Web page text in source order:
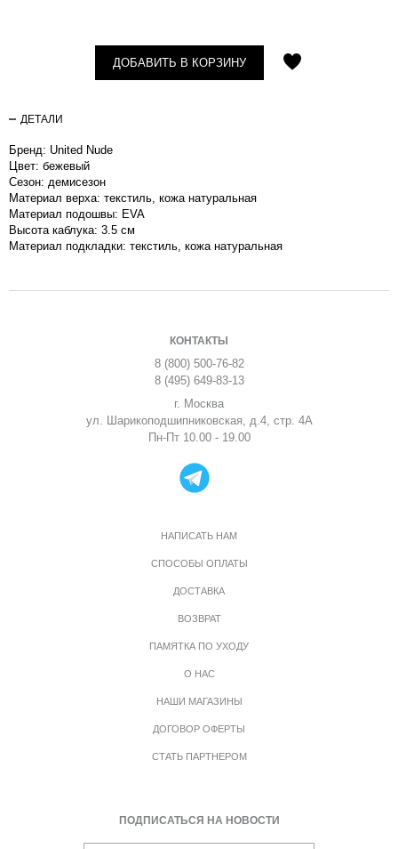
ДОБАВИТЬ В КОРЗИНУ
ДЕТАЛИ
Бренд: United Nude
Цвет: бежевый
Сезон: демисезон
Материал верха: текстиль, кожа натуральная
Материал подошвы: EVA
Высота каблука: 3.5 см
Материал подкладки: текстиль, кожа натуральная
КОНТАКТЫ
8 (800) 500-76-82
8 (495) 649-83-13
г. Москва
ул. Шарикоподшипниковская, д.4, стр. 4А
Пн-Пт 10.00 - 19.00
НАПИСАТЬ НАМ
СПОСОБЫ ОПЛАТЫ
ДОСТАВКА
ВОЗВРАТ
ПАМЯТКА ПО УХОДУ
О НАС
НАШИ МАГАЗИНЫ
ДОГОВОР ОФЕРТЫ
СТАТЬ ПАРТНЕРОМ
ПОДПИСАТЬСЯ НА НОВОСТИ